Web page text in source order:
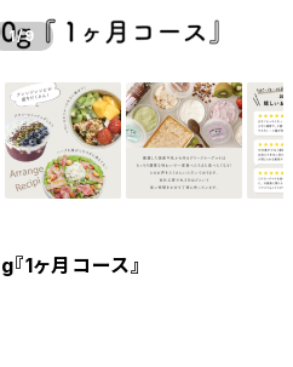
1/9
1ヶ月コース』